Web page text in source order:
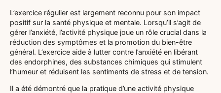
L’exercice régulier est largement reconnu pour son impact
positif sur la santé physique et mentale. Lorsqu’il s’agit de
gérer l’anxiété, l’activité physique joue un rôle crucial dans la
réduction des symptômes et la promotion du bien-être
général. L’exercice aide à lutter contre l’anxiété en libérant
des endorphines, des substances chimiques qui stimulent
l’humeur et réduisent les sentiments de stress et de tension.
Il a été démontré que la pratique d’une activité physique